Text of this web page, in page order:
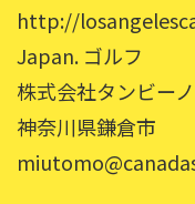
http://
Japan. ゴルフ
株式会社タンビー
神奈川県鎌倉市